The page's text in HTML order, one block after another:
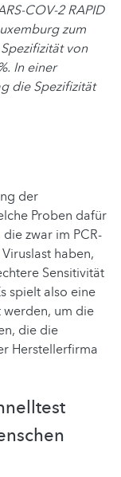
COV-2 RAPID
zum
von
In einer
die Spezifizität
der
Proben dafür
zwar im PCR-
haben,
Sensitivität
spielt also eine
um die
die die
Herstellerfirma